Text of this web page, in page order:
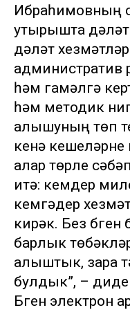
Ибраһимовның
утырышта дәүләт
дәүләт
административ
һәм гамәлгә
һәм методик
алышуның төп
кенә кешеләрне
алар төрле
итә: кемдер
кемгәдер
кирәк. Без
барлык
алыштык, үзара
булдык”, –
Бүген электрон